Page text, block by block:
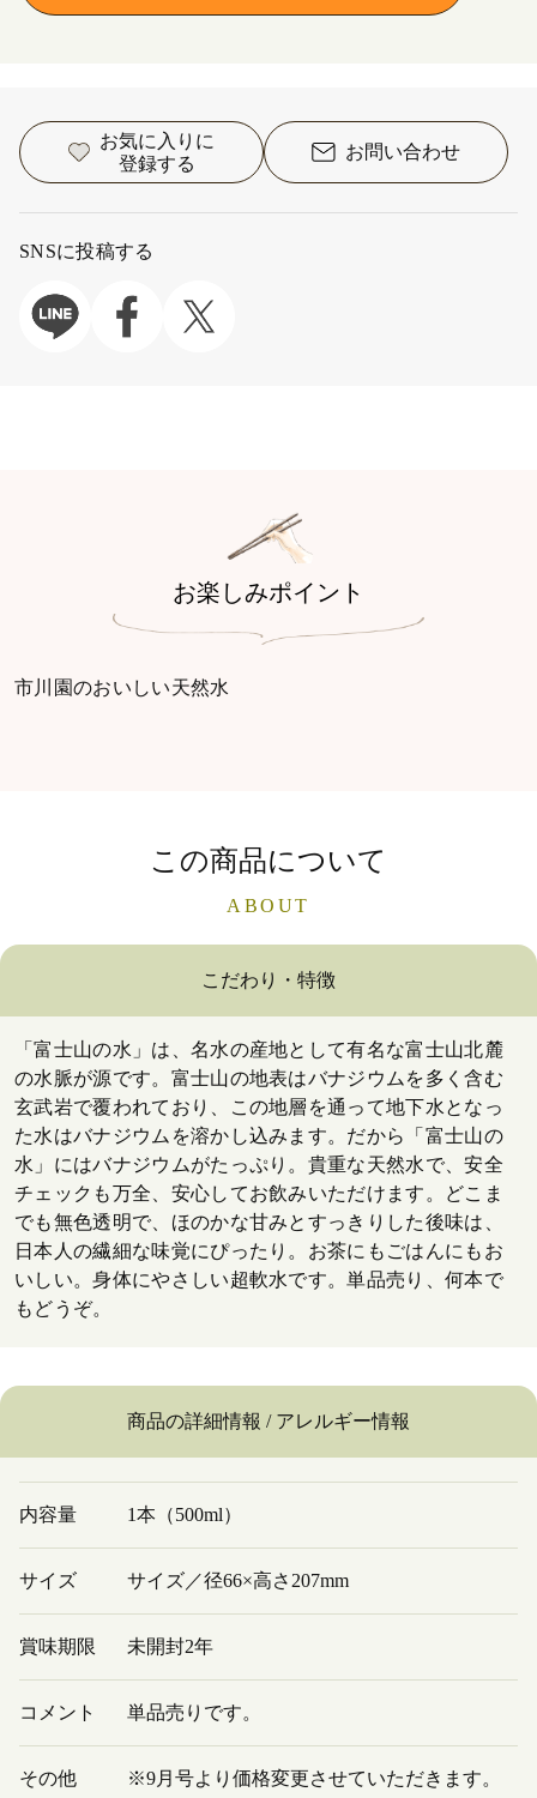
お気に入りに
登録する
お問い合わせ
SNSに投稿する
お楽しみポイント
市川園のおいしい天然水
この商品について
ABOUT
こだわり・特徴
「富士山の水」は、名水の産地として有名な富士山北麓
の水脈が源です。富士山の地表はバナジウムを多く含む
玄武岩で覆われており、この地層を通って地下水となっ
た水はバナジウムを溶かし込みます。だから「富士山の
水」にはバナジウムがたっぷり。貴重な天然水で、安全
チェックも万全、安心してお飲みいただけます。どこま
でも無色透明で、ほのかな甘みとすっきりした後味は、
日本人の繊細な味覚にぴったり。お茶にもごはんにもお
いしい。身体にやさしい超軟水です。単品売り、何本で
もどうぞ。
商品の詳細情報 / アレルギー情報
内容量 1本（500ml）
サイズ サイズ／径66×高さ207mm
賞味期限 未開封2年
コメント 単品売りです。
その他
※9月号より価格変更させていただきます。